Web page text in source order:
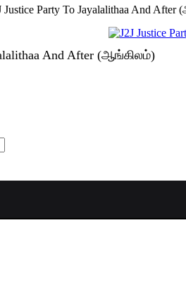
Justice Party To Jayalalithaa And
And After (ஆங்கிலம்)